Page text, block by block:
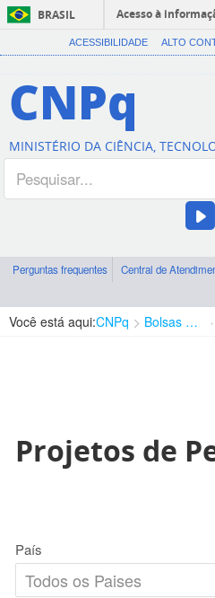
BRASIL
Acesso à
ACESSIBILIDADE ALTO
CNPq
MINISTÉRIO DA CIÊNCIA,
Perguntas frequentes Central de
Você está aqui:CNPq Bolsas e Auxílios Vigentes
Projetos de
País